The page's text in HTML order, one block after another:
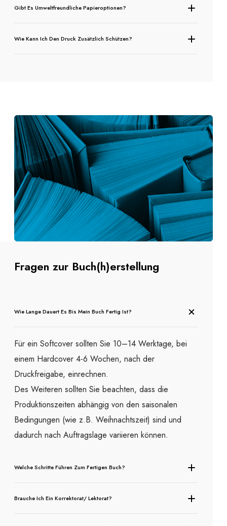
Gibt Es Umweltfreundliche Papieroptionen?
Wie Kann Ich Den Druck Zusätzlich Schützen?
Fragen zur Buch(h)erstellung
Wie Lange Dauert Es Bis Mein Buch Fertig Ist?
Für ein Softcover sollten Sie 10–14 Werktage, bei
einem Hardcover 4-6 Wochen, nach der
Druckfreigabe, einrechnen.
Des Weiteren sollten Sie beachten, dass die
Produktionszeiten abhängig von den saisonalen
Bedingungen (wie z.B. Weihnachtszeit) sind und
dadurch nach Auftragslage variieren können.
Welche Schritte Führen Zum Fertigen Buch?
Brauche Ich Ein Korrektorat/ Lektorat?